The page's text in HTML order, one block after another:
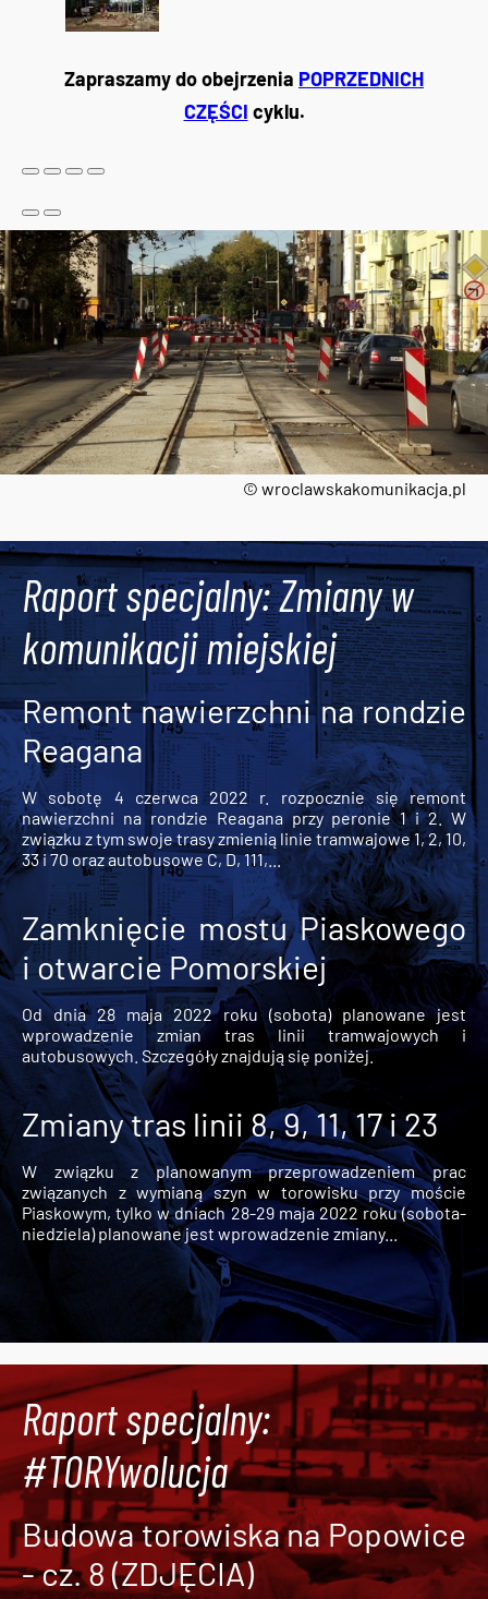
© wroclawskakomunikacja.pl
Zapraszamy do obejrzenia POPRZEDNICH
CZĘŚCI cyklu.
Raport specjalny: Zmiany w
komunikacji miejskiej
Remont nawierzchni na rondzie
Reagana
W sobotę 4 czerwca 2022 r. rozpocznie się remont
nawierzchni na rondzie Reagana przy peronie 1 i 2. W
związku z tym swoje trasy zmienią linie tramwajowe 1, 2, 10,
33 i 70 oraz autobusowe C, D, 111,...
Zamknięcie mostu Piaskowego
i otwarcie Pomorskiej
Od dnia 28 maja 2022 roku (sobota) planowane jest
wprowadzenie zmian tras linii tramwajowych i
autobusowych. Szczegóły znajdują się poniżej.
Zmiany tras linii 8, 9, 11, 17 i 23
W związku z planowanym przeprowadzeniem prac
związanych z wymianą szyn w torowisku przy moście
Piaskowym, tylko w dniach 28-29 maja 2022 roku (sobota-
niedziela) planowane jest wprowadzenie zmiany...
Raport specjalny:
#TORYwolucja
Budowa torowiska na Popowice
- cz. 8 (ZDJĘCIA)